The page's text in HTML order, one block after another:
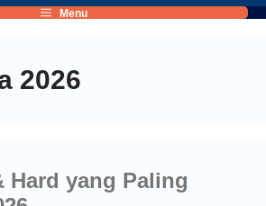
Menu
2026
Hard yang Paling